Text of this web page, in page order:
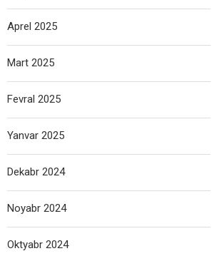
Aprel 2025
Mart 2025
Fevral 2025
Yanvar 2025
Dekabr 2024
Noyabr 2024
Oktyabr 2024